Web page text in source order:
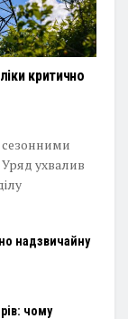
критично
ухвалив
надзвичайну
чому